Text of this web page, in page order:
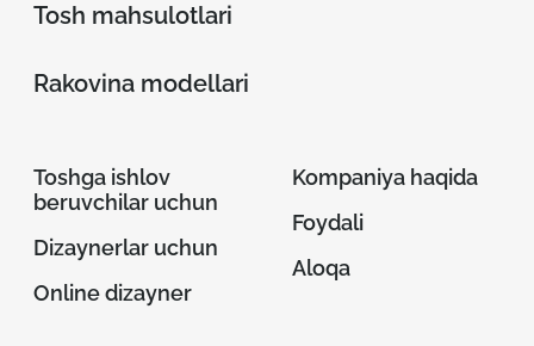
Tosh mahsulotlari
Rakovina modellari
Toshga ishlov
beruvchilar uchun
Dizaynerlar uchun
Online dizayner
Kompaniya haqida
Foydali
Aloqa